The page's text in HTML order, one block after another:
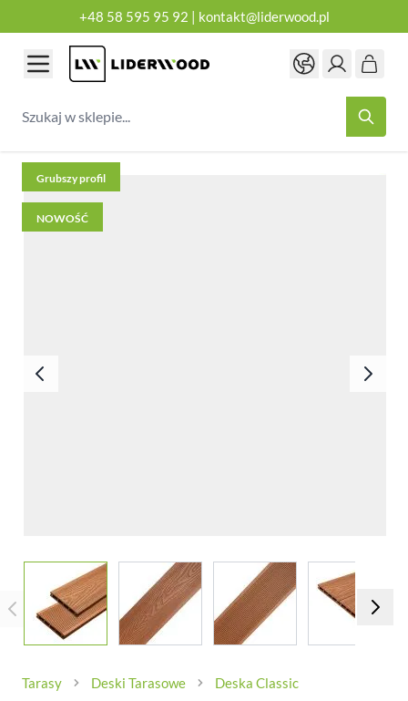
+48 58 595 95 92 | kontakt@liderwood.pl
Przejdź do treści
Grubszy profil
NOWOŚĆ
View larger imageView larger imageView larger imageView
Tarasy Deski Tarasowe Deska Classic